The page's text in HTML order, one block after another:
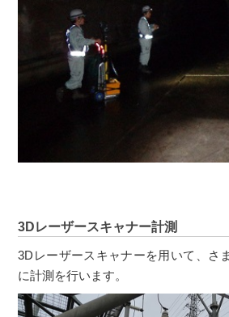
3Dレーザースキャナー計測
3Dレーザースキャナーを用いて、さ
に計測を行います。